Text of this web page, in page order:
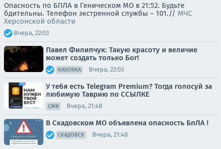
Опасность по БПЛА в Геническом МО в 21:52. Будьте
бдительны. Телефон экстренной службы – 101.// МЧС
Херсонской области
Вчера, 22:03
Павел Филипчук: Такую красоту и величие
может создать только Бог!
КАХОВКА Вчера, 22:03
У тебя есть Telegram Premium? Тогда голосуй за
любимую Таврию по ССЫЛКЕ
СМИ Вчера, 21:48
В Скадовском МО объявлена опасность БпЛА !
СКАДОВСК Вчера, 21:48